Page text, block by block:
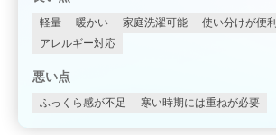
軽量 暖かい 家庭洗濯可能
使い分けが便利
アレルギー対応
悪い点
ふっくら感が不足 寒い時期には重ねが必要